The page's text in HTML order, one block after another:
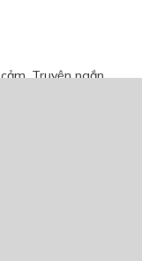
,Truyện ngắn,